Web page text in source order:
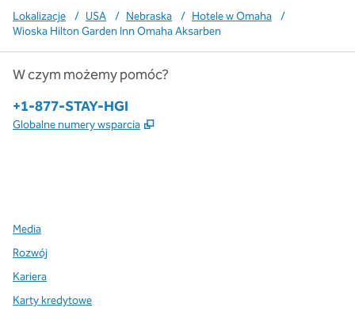
Lokalizacje / USA / Nebraska / Hotele w Omaha
/
Wioska Hilton Garden Inn Omaha Aksarben
W czym możemy pomóc?
Telefon:
+1-877-STAY-HGI
Globalne numery wsparcia ,
Media
Rozwój
Kariera
Karty kredytowe